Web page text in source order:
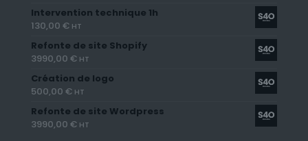
Intervention technique 1h
130,00 € HT
Refonte de site Shopify
3990,00 € HT
Création de logo
500,00 € HT
Refonte de site Wordpress
3990,00 € HT